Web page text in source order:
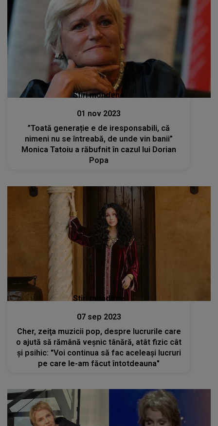
Stiri mondene
01 nov 2023
”Toată generație e de iresponsabili, că
nimeni nu se întreabă, de unde vin banii”
Monica Tatoiu a răbufnit în cazul lui Dorian
Popa
Stiri mondene
07 sep 2023
Cher, zeiţa muzicii pop, despre lucrurile care
o ajută să rămână veșnic tânără, atât fizic cât
și psihic: "Voi continua să fac aceleași lucruri
pe care le-am făcut întotdeauna"